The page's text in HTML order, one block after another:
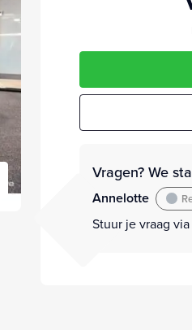
Vragen? We
Annelotte
Stuur je vraag via